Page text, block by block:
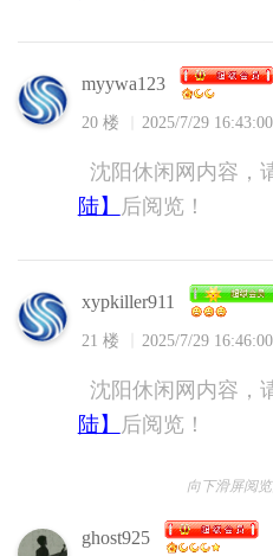
myywa123
20 楼 2025/7/29 16:43:00
沈阳休闲网内容，
陆】
后阅览！
xypkiller911
21 楼 2025/7/29 16:46:00
沈阳休闲网内容，
陆】
后阅览！
向下滑屏阅
ghost925